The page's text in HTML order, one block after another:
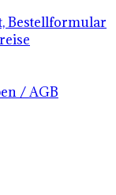
Bestellformular
/ AGB